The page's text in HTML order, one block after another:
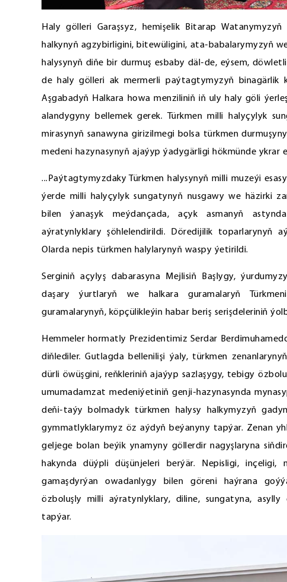
Haly gölleri Garaşsyz, hemişelik Bitarap
halkynyň agzybirligini, bitewüligini, ata-babalarymyzyň
halysynyň diňe bir durmuş esbaby däl-de, eýsem,
de haly gölleri ak mermerli paýtagtymyzyň binagärlik
Aşgabadyň Halkara howa menziliniň iň uly haly göli
alandygyny bellemek gerek. Türkmen milli halyçylyk
mirasynyň sanawyna girizilmegi bolsa türkmen
medeni hazynasynyň ajaýyp ýadygärligi hökmünde ykrar
...Paýtagtymyzdaky Türkmen halysynyň milli muzeýi
ýerde milli halyçylyk sungatynyň nusgawy we häzirki
bilen ýanaşyk meýdançada, açyk asmanyň
aýratynlyklary şöhlelendirildi. Döredijilik toparlarynyň
Olarda nepis türkmen halylarynyň waspy ýetirildi.
Serginiň açylyş dabarasyna Mejlisiň Başlygy,
daşary ýurtlaryň we halkara guramalaryň
guramalarynyň, köpçülikleýin habar beriş serişdeleriniň
Hemmeler hormatly Prezidentimiz Serdar
diňlediler. Gutlagda bellenilişi ýaly, türkmen
dürli öwüşgini, reňkleriniň ajaýyp sazlaşygy, tebigy
umumadamzat medeniýetiniň genji-hazynasynda
deňi-taýy bolmadyk türkmen halysy halkymyzyň
gymmatlyklarymyz öz aýdyň beýanyny tapýar. Zenan
geljege bolan beýik ynamyny göllerdir nagyşlaryna
hakynda düýpli düşünjeleri berýär. Nepisligi,
gamaşdyrýan owadanlygy bilen göreni haýrana
özboluşly milli aýratynlyklary, diline, sungatyna,
tapýar.